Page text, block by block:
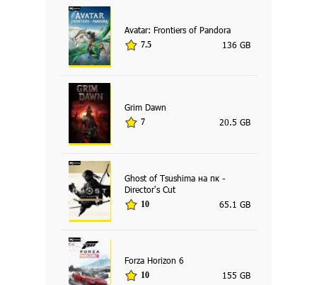
Avatar: Frontiers of Pandora
7.5 136 GB
Grim Dawn
7 20.5 GB
Ghost of Tsushima на пк -
Director's Cut
10 65.1 GB
Forza Horizon 6
10 155 GB